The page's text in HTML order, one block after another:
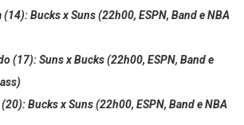
Bucks x Suns (22h00, ESPN, Band e NBA
(17): Suns x Bucks (22h00, ESPN, Band e
(20): Bucks x Suns (22h00, ESPN, Band e NBA